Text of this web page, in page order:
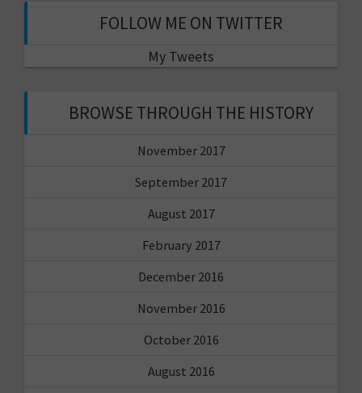
FOLLOW ME ON TWITTER
My Tweets
BROWSE THROUGH THE HISTORY
November 2017
September 2017
August 2017
February 2017
December 2016
November 2016
October 2016
August 2016